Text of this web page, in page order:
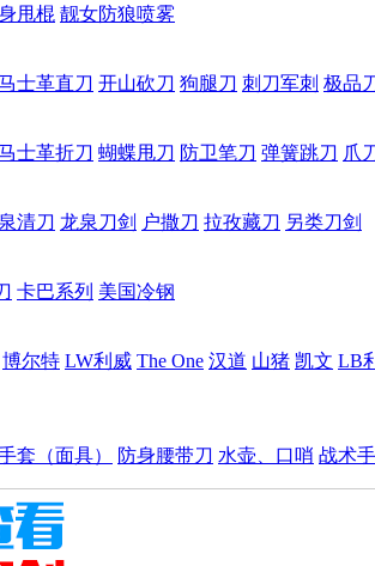
甩棍 靓女防狼喷雾
士革直刀 开山砍刀 狗腿刀 刺刀军刺 极品
士革折刀 蝴蝶甩刀 防卫笔刀 弹簧跳刀 爪
清刀 龙泉刀剑 户撒刀 拉孜藏刀 另类刀剑
卡巴系列 美国冷钢
博尔特 LW利威 The One 汉道 山猪 凯文 LB
套（面具） 防身腰带刀 水壶、口哨 战术